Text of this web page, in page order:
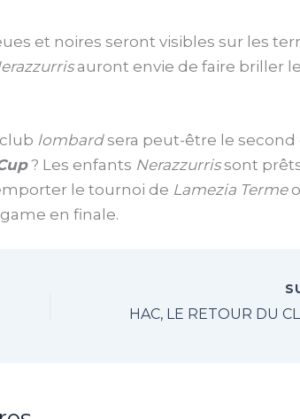
et noires seront visibles sur les
auront envie de faire briller
lombardsera peut-être le second
? Les enfants Nerazzurrissont
le tournoi de Lamezia Terme
en finale.